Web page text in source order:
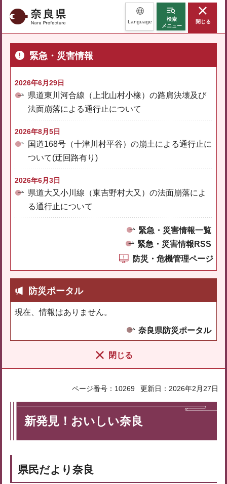
奈良県 Language
検索
メニュー
閉じる
緊急・災害情報
2026年6月29日
県道東川河合線（上北山村小橡）の路肩決壊及び
法面崩落による通行止について
2026年8月5日
国道168号（十津川村平谷）の崩土による通行止に
ついて(迂回路有り)
2026年6月3日
県道大又小川線（東吉野村大又）の法面崩落によ
る通行止について
緊急・災害情報一覧
緊急・災害情報RSS
防災・危機管理ページ
防災ポータル
現在、情報はありません。
奈良県防災ポータル
閉じる
ページ番号：10269 更新日：2026年2月27日
新発見！おいしい奈良
県民だより奈良